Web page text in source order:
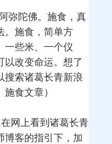
弥陀佛。施食，真
。施食，简单方
一些米、一个仪
以改变命运。想了
搜索诸葛长青新浪
食文章）
网上看到诸葛长青
博客的指引下，加